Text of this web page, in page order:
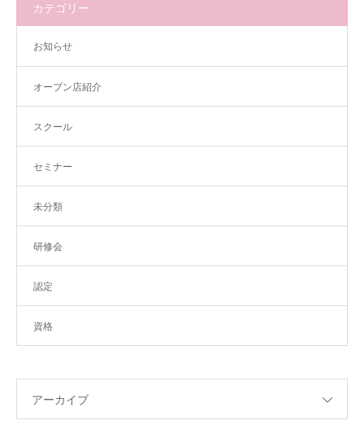
カテゴリー
お知らせ
オープン店紹介
スクール
セミナー
未分類
研修会
認定
資格
アーカイブ